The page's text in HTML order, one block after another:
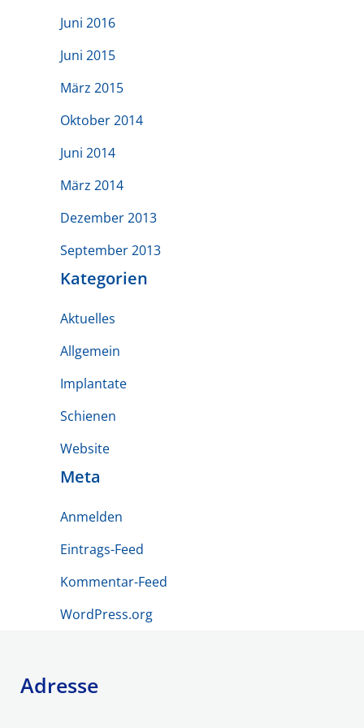
Juni 2016
Juni 2015
März 2015
Oktober 2014
Juni 2014
März 2014
Dezember 2013
September 2013
Kategorien
Aktuelles
Allgemein
Implantate
Schienen
Website
Meta
Anmelden
Eintrags-Feed
Kommentar-Feed
WordPress.org
Adresse